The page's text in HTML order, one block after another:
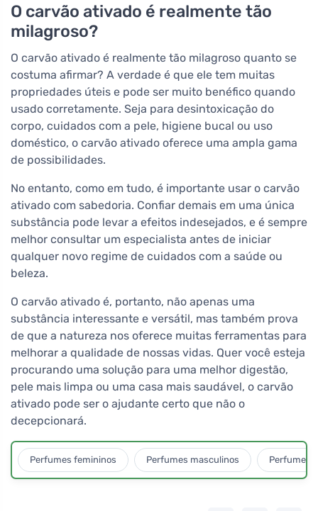
O carvão ativado é realmente tão
milagroso?
O carvão ativado é realmente tão milagroso quanto se
costuma afirmar? A verdade é que ele tem muitas
propriedades úteis e pode ser muito benéfico quando
usado corretamente. Seja para desintoxicação do
corpo, cuidados com a pele, higiene bucal ou uso
doméstico, o carvão ativado oferece uma ampla gama
de possibilidades.
No entanto, como em tudo, é importante usar o carvão
ativado com sabedoria. Confiar demais em uma única
substância pode levar a efeitos indesejados, e é sempre
melhor consultar um especialista antes de iniciar
qualquer novo regime de cuidados com a saúde ou
beleza.
O carvão ativado é, portanto, não apenas uma
substância interessante e versátil, mas também prova
de que a natureza nos oferece muitas ferramentas para
melhorar a qualidade de nossas vidas. Quer você esteja
procurando uma solução para uma melhor digestão,
pele mais limpa ou uma casa mais saudável, o carvão
ativado pode ser o ajudante certo que não o
decepcionará.
Perfumes femininos Perfumes masculinos Perfumes